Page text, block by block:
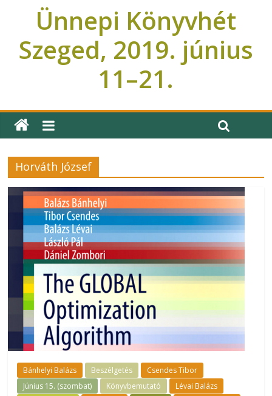
Ünnepi Könyvhét
Szeged, 2019. június
11–21.
Horváth József
Bánhelyi Balázs Beszélgetés
Csendes Tibor
Június 15. (szombat)
Könyvbemutató
Lévai Balázs